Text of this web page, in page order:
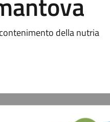
della nutria